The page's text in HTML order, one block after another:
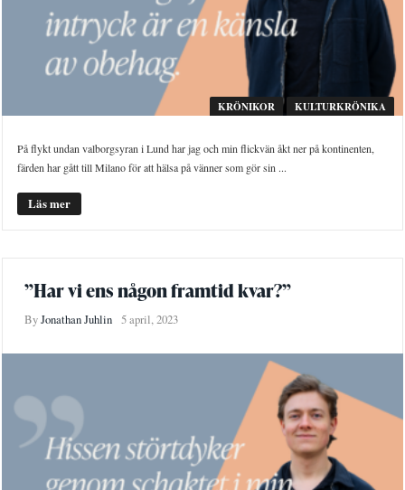
KRÖNIKOR KULTURKRÖNIKA
På flykt undan valborgsyran i Lund har jag och min flickvän åkt ner på kontinenten,
färden har gått till Milano för att hälsa på vänner som gör sin ...
Läs mer
”Har vi ens någon framtid kvar?”
ByJonathan Juhlin 5 april, 2023